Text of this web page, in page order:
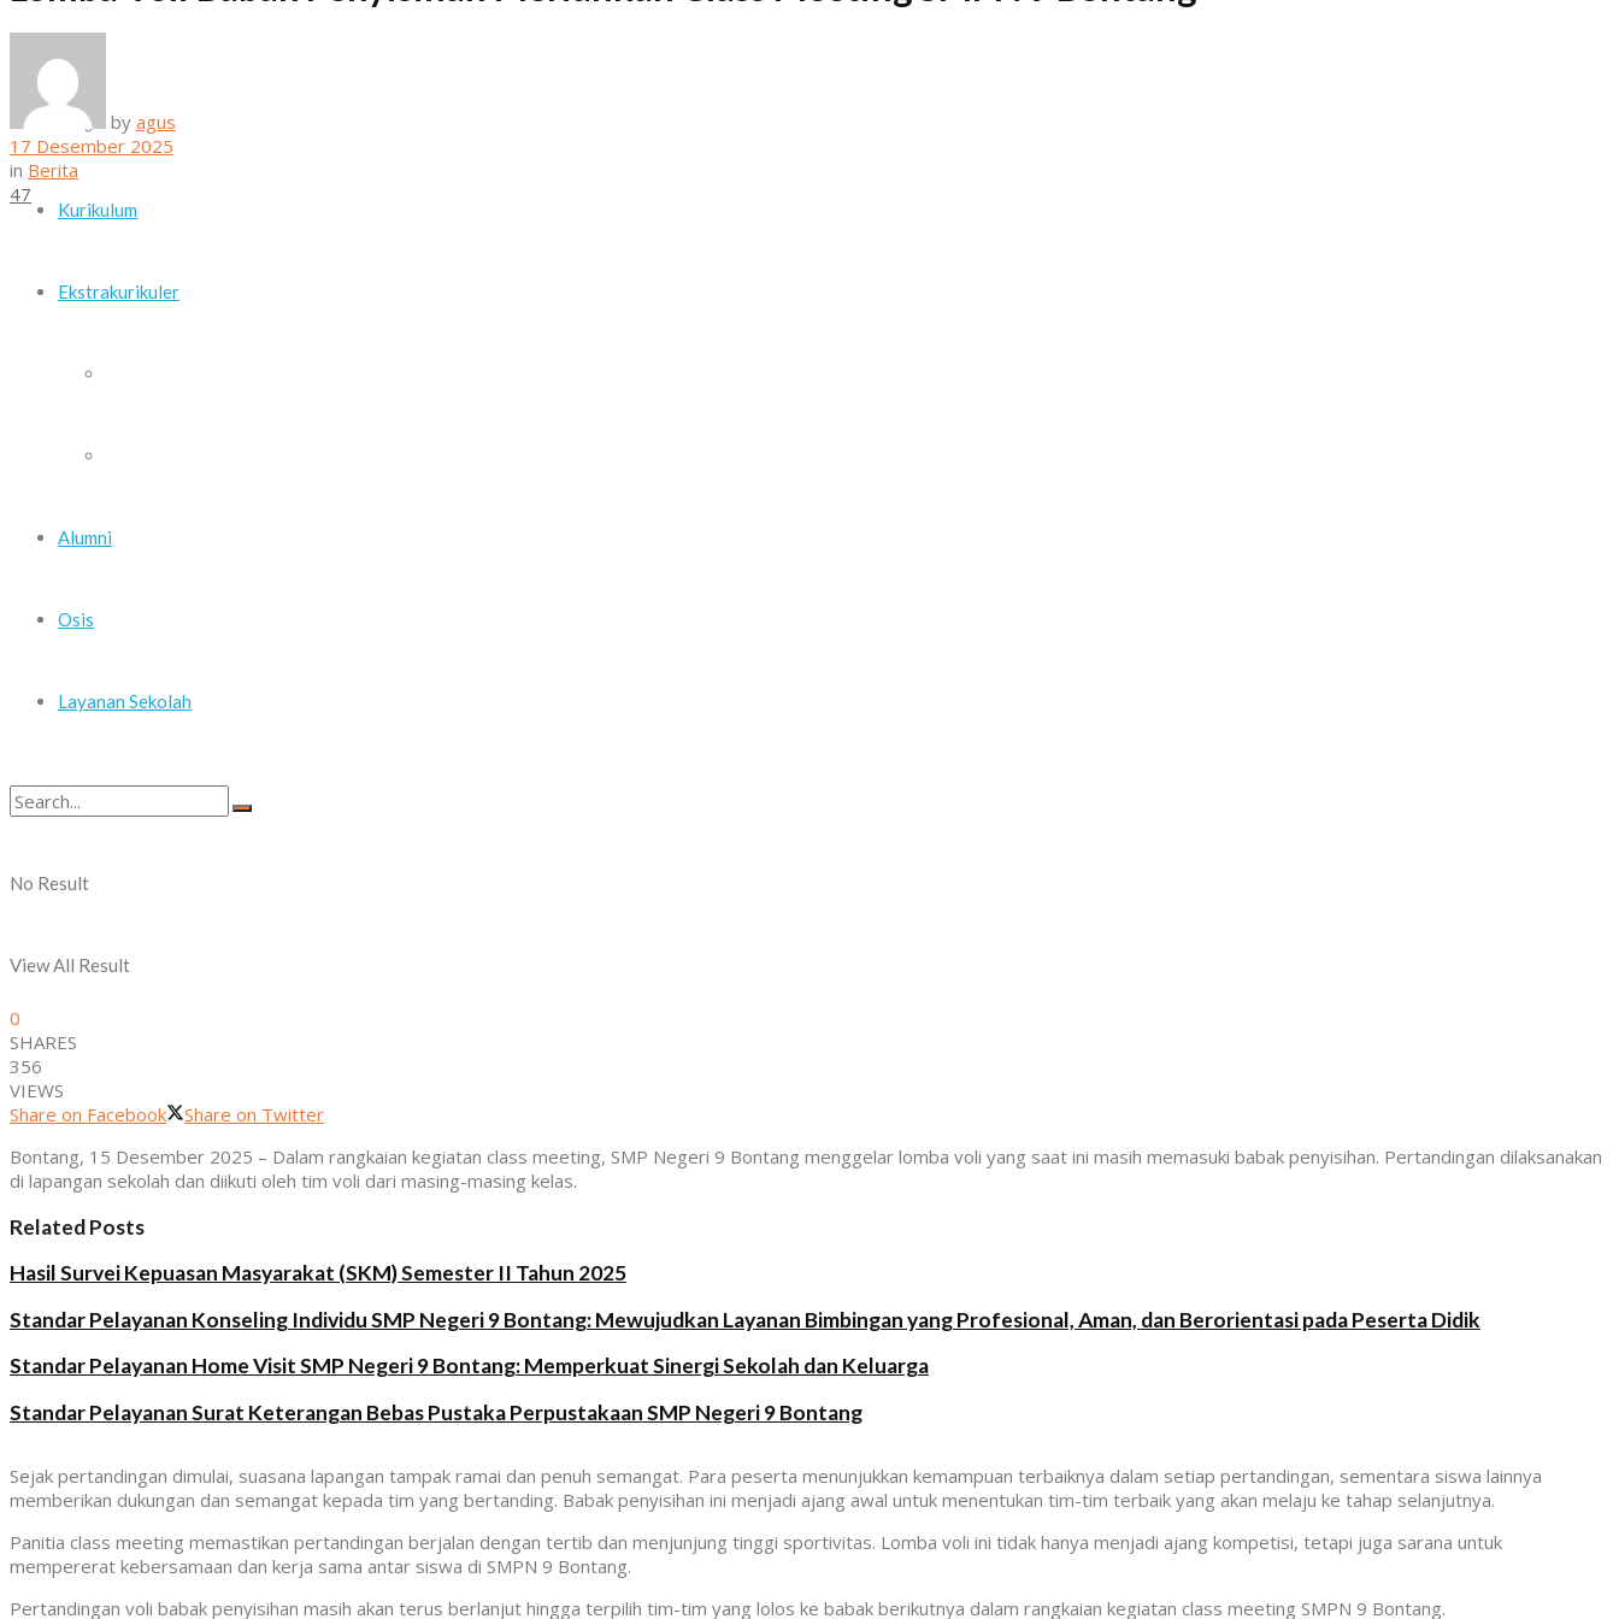
Sarana dan Prasarana
Kurikulum
Ekstrakurikuler
Alumni
Osis
Layanan Sekolah
No Result
View All Result
by agus
17 Desember 2025
in Berita
47
0
SHARES
356
VIEWS
Share on Facebook
Share on Twitter
Bontang, 15 Desember 2025 – Dalam rangkaian kegiatan class meeting, SMP Negeri 9 Bontang menggelar lomba voli yang saat ini masih memasuki babak penyisihan. Pertandingan dilaksanakan
di lapangan sekolah dan diikuti oleh tim voli dari masing-masing kelas.
Related Posts
Hasil Survei Kepuasan Masyarakat (SKM) Semester II Tahun 2025
Standar Pelayanan Konseling Individu SMP Negeri 9 Bontang: Mewujudkan Layanan Bimbingan yang Profesional, Aman, dan Berorientasi pada Peserta Didik
Standar Pelayanan Home Visit SMP Negeri 9 Bontang: Memperkuat Sinergi Sekolah dan Keluarga
Standar Pelayanan Surat Keterangan Bebas Pustaka Perpustakaan SMP Negeri 9 Bontang
Sejak pertandingan dimulai, suasana lapangan tampak ramai dan penuh semangat. Para peserta menunjukkan kemampuan terbaiknya dalam setiap pertandingan, sementara siswa lainnya
memberikan dukungan dan semangat kepada tim yang bertanding. Babak penyisihan ini menjadi ajang awal untuk menentukan tim-tim terbaik yang akan melaju ke tahap selanjutnya.
Panitia class meeting memastikan pertandingan berjalan dengan tertib dan menjunjung tinggi sportivitas. Lomba voli ini tidak hanya menjadi ajang kompetisi, tetapi juga sarana untuk
mempererat kebersamaan dan kerja sama antar siswa di SMPN 9 Bontang.
Pertandingan voli babak penyisihan masih akan terus berlanjut hingga terpilih tim-tim yang lolos ke babak berikutnya dalam rangkaian kegiatan class meeting SMPN 9 Bontang.